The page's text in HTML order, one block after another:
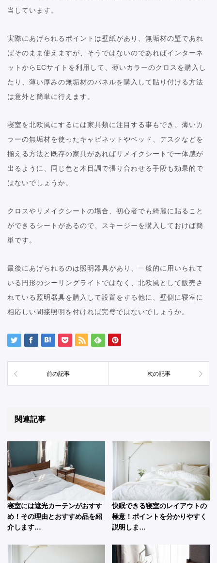
当しています。
実際にあげられるポイントは壁紙があり、無垢材の壁であれ
ばそのまま使えますが、そうではないのであればインターネ
ットからECサイトを利用して、薄いカラーのクロスを購入し
たり、薄い厚みの無垢材のパネルを購入して貼り付ける方法
は意外と簡単に行えます。
寝室を北欧風にするには家具類に注目する事もでき、薄いカ
ラーの無垢材を使ったキャビネットやベッド、デスクなどを
揃える方法と既存の家具があればリメイクシートで一体感が
出るように、同じ色と木目調で張り合わせる手段も効果的で
はないでしょうか。
クロスやリメイクシートの場合、初心者でも綺麗に貼ること
ができるシートがあるので、スキージーを購入しておけば簡
単です。
最後にあげられるのは照明器具があり、一般的に用いられて
いる円形のシーリングライトではなく、北欧風として販売さ
れている照明器具を購入して設置をする他に、壁側に寝室に
相応しい間接照明を付ければ完璧ではないでしょうか。
前の記事 次の記事
関連記事
寝室には遮光カーテンがおすす
め！その理由とおすすめ品を紹
介します…
快眠できる寝室のレイアウトの
極意！ポイントを分かりやすく
説明しま…